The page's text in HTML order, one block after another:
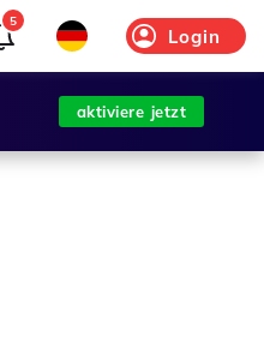
Login
5
aktiviere jetzt